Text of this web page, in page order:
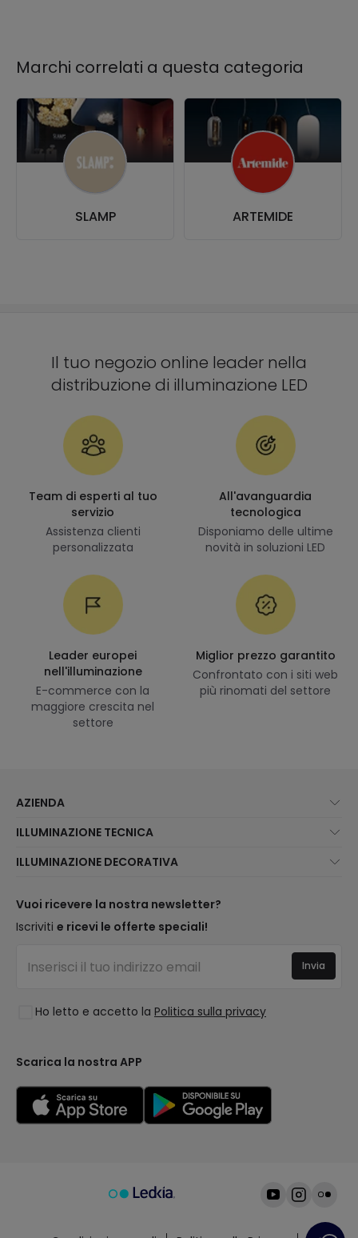
Marchi correlati a questa categoria
SLAMP ARTEMIDE
Il tuo negozio online leader nella
distribuzione di illuminazione LED
Team di esperti al tuo
servizio
Assistenza clienti
personalizzata
All'avanguardia
tecnologica
Disponiamo delle ultime
novità in soluzioni LED
Leader europei
nell'illuminazione
E-commerce con la
maggiore crescita nel
settore
Miglior prezzo garantito
Confrontato con i siti web
più rinomati del settore
AZIENDA
Assistenza Clienti
Metodi di spedizione
Sei un Professionista?
Domande frequenti
ILLUMINAZIONE TECNICA
I migliori brand
Illuminazione per aziende
ILLUMINAZIONE DECORATIVA
Tendenze
I migliori brand
Spazi
Collezioni
Vuoi ricevere la nostra newsletter?
Iscriviti e ricevi le offerte speciali!
Ho letto e accetto la Politica sulla privacy
Invia
Scarica la nostra APP